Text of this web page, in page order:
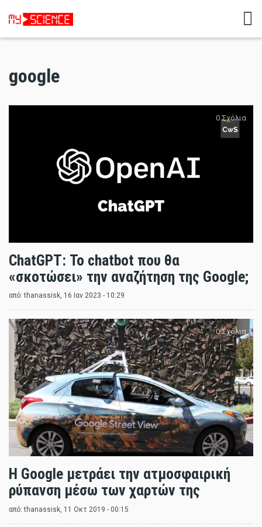
google
0 Σχόλια
ChatGPT: Το chatbot που θα
«σκοτώσει» την αναζήτηση της Google;
από:thanassisk, 16 Ιαν 2023 - 10:29
0 Σχόλια
H Google μετράει την ατμοσφαιρική
ρύπανση μέσω των χαρτών της
από:thanassisk , 11 Οκτ 2019 - 00:15